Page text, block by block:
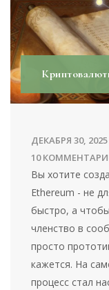
ДЕКАБРЯ 30, 2025
10
Вы хотите
Ethereum - не
быстро, а
членство в
просто
кажется. На
процесс стал